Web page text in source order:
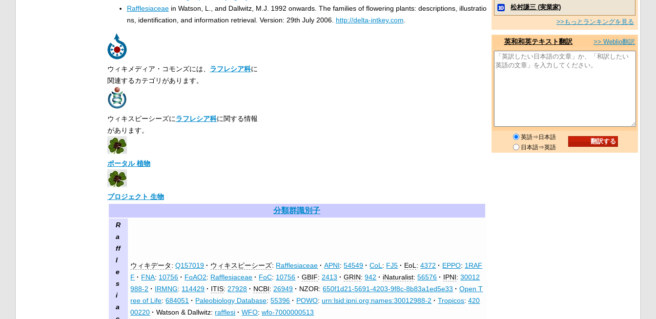
Rafflesiaceaein Watson, L., and Dallwitz, M.J. 1992 onwards. The families of flowering plants: descriptions, illustratio
ns, identification, and information retrieval. Version: 29th July 2006. http://delta-intkey.com
ウィキメディア・コモンズには、 ラフレシア科に
関連するカテゴリがあります。
ウィキスピーシーズにラフレシア科に関する情報
があります。
ポータル 植物
プロジェクト 生物
分類群識別子
R
a
ff
l
e
s
i
a
ウィキデータ:Q157019 ウィキスピーシーズ: Rafflesiaceae APNI:54549 CoL : FJ5 EoL :4372 EPPO: 1RAF
F
FNA: 10756 FoAO2: Rafflesiaceae FoC: 10756 GBIF: 2413 GRIN:942 iNaturalist:56576 IPNI:30012
988-2
IRMNG: 114429 ITIS: 27928 NCBI: 26949 NZOR:650f1d21-5691-4203-9f8c-8b83a1ed5e33
Open T
ree of Life:684051 Paleobiology Database:55396 POWO:urn:lsid:ipni.org:names:30012988-2 Tropicos:420
00220
Watson & Dallwitz: rafflesi WFO:wfo-7000000513
松村謙三 (実業家)
>>もっとランキングを見る
英和和英テキスト翻訳 >> Weblio翻訳
英語⇒日本語
日本語⇒英語